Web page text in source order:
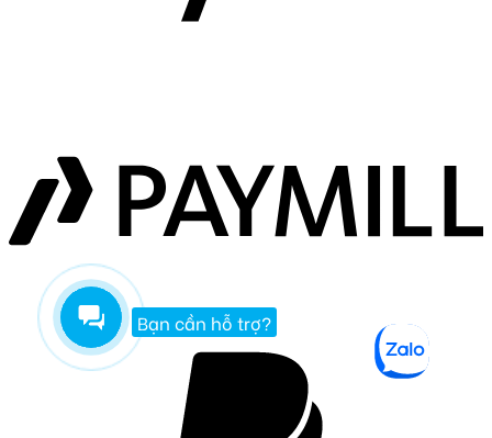
Bạn cần hỗ trợ?